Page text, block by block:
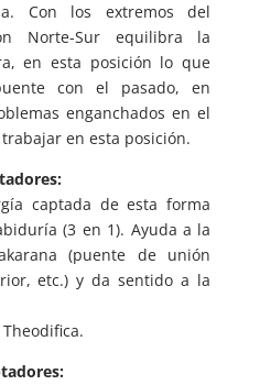
Con los extremos del
Norte-Sur equilibra la
en esta posición lo que
con el pasado, en
enganchados en el
en esta posición.
captada de esta forma
(3 en 1). Ayuda a la
(puente de unión
etc.) y da sentido a la